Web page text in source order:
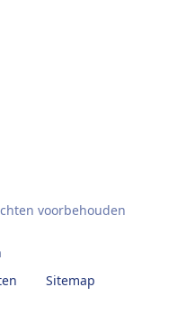
voorbehouden
Sitemap